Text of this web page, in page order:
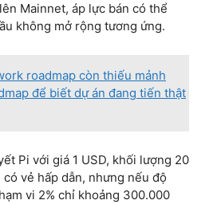
Mainnet, áp lực bán có thể
không mở rộng tương ứng.
roadmap còn thiếu mảnh
để biết dự án đang tiến thật
Pi với giá 1 USD, khối lượng 20
vẻ hấp dẫn, nhưng nếu độ
vi 2% chỉ khoảng 300.000